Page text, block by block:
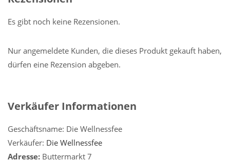
Es gibt noch keine Rezensionen.
Nur angemeldete Kunden, die dieses Produkt gekauft haben,
dürfen eine Rezension abgeben.
Verkäufer Informationen
Geschäftsname: Die Wellnessfee
Verkäufer: Die Wellnessfee
Adresse: Buttermarkt 7